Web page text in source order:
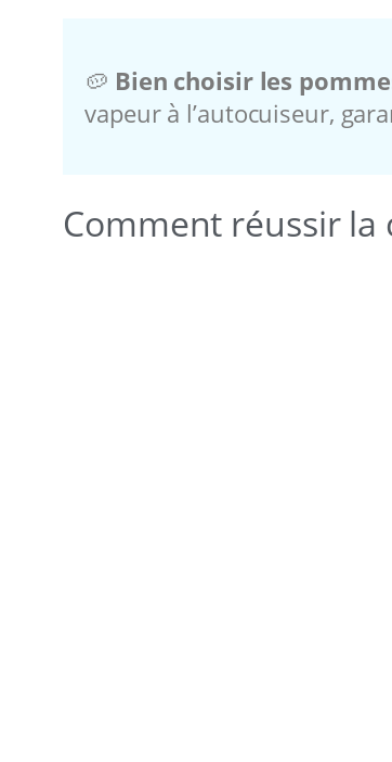
🥔 Bien choisir les
vapeur à l’autocuiseur,
Comment réussir